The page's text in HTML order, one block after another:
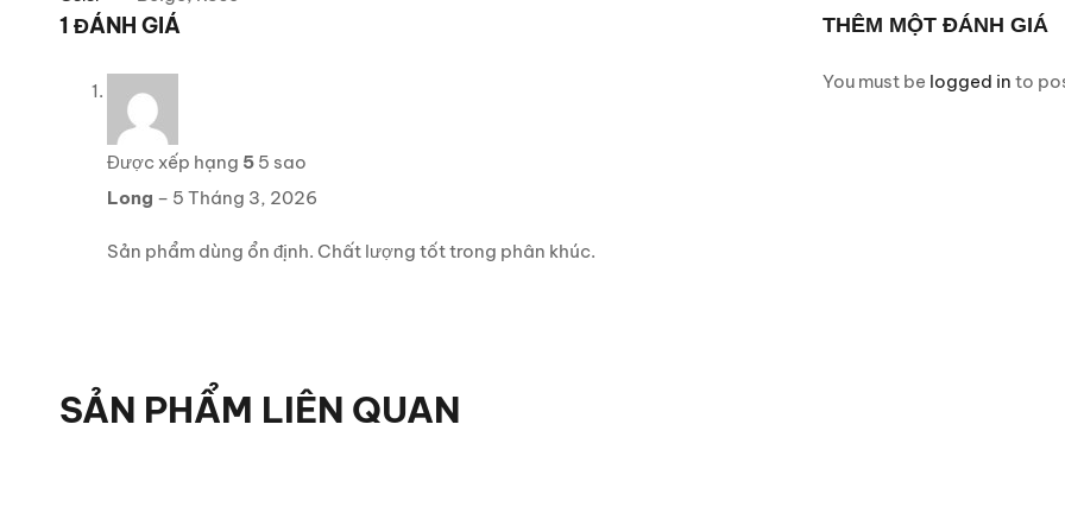
1 ĐÁNH GIÁ
Được xếp hạng 5 5 sao
Long – 5 Tháng 3, 2026
Sản phẩm dùng ổn định. Chất lượng tốt trong phân khúc.
THÊM MỘT ĐÁNH GIÁ
You must be logged in to
SẢN PHẨM LIÊN QUAN